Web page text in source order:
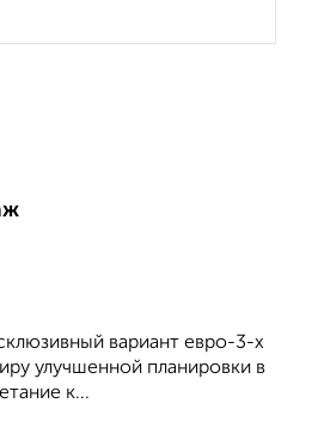
вариант евро-3-х
улучшенной планировки в
к...